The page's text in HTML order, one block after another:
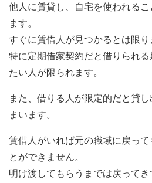
他人に賃貸し、自宅を使われる
ます。
すぐに賃借人が見つかるとは限り
特に定期借家契約だと借りられ
たい人が限られます。
また、借りる人が限定的だと貸
まいます。
賃借人がいれば元の職域に戻っ
とができません。
明け渡してもらうまでは戻って